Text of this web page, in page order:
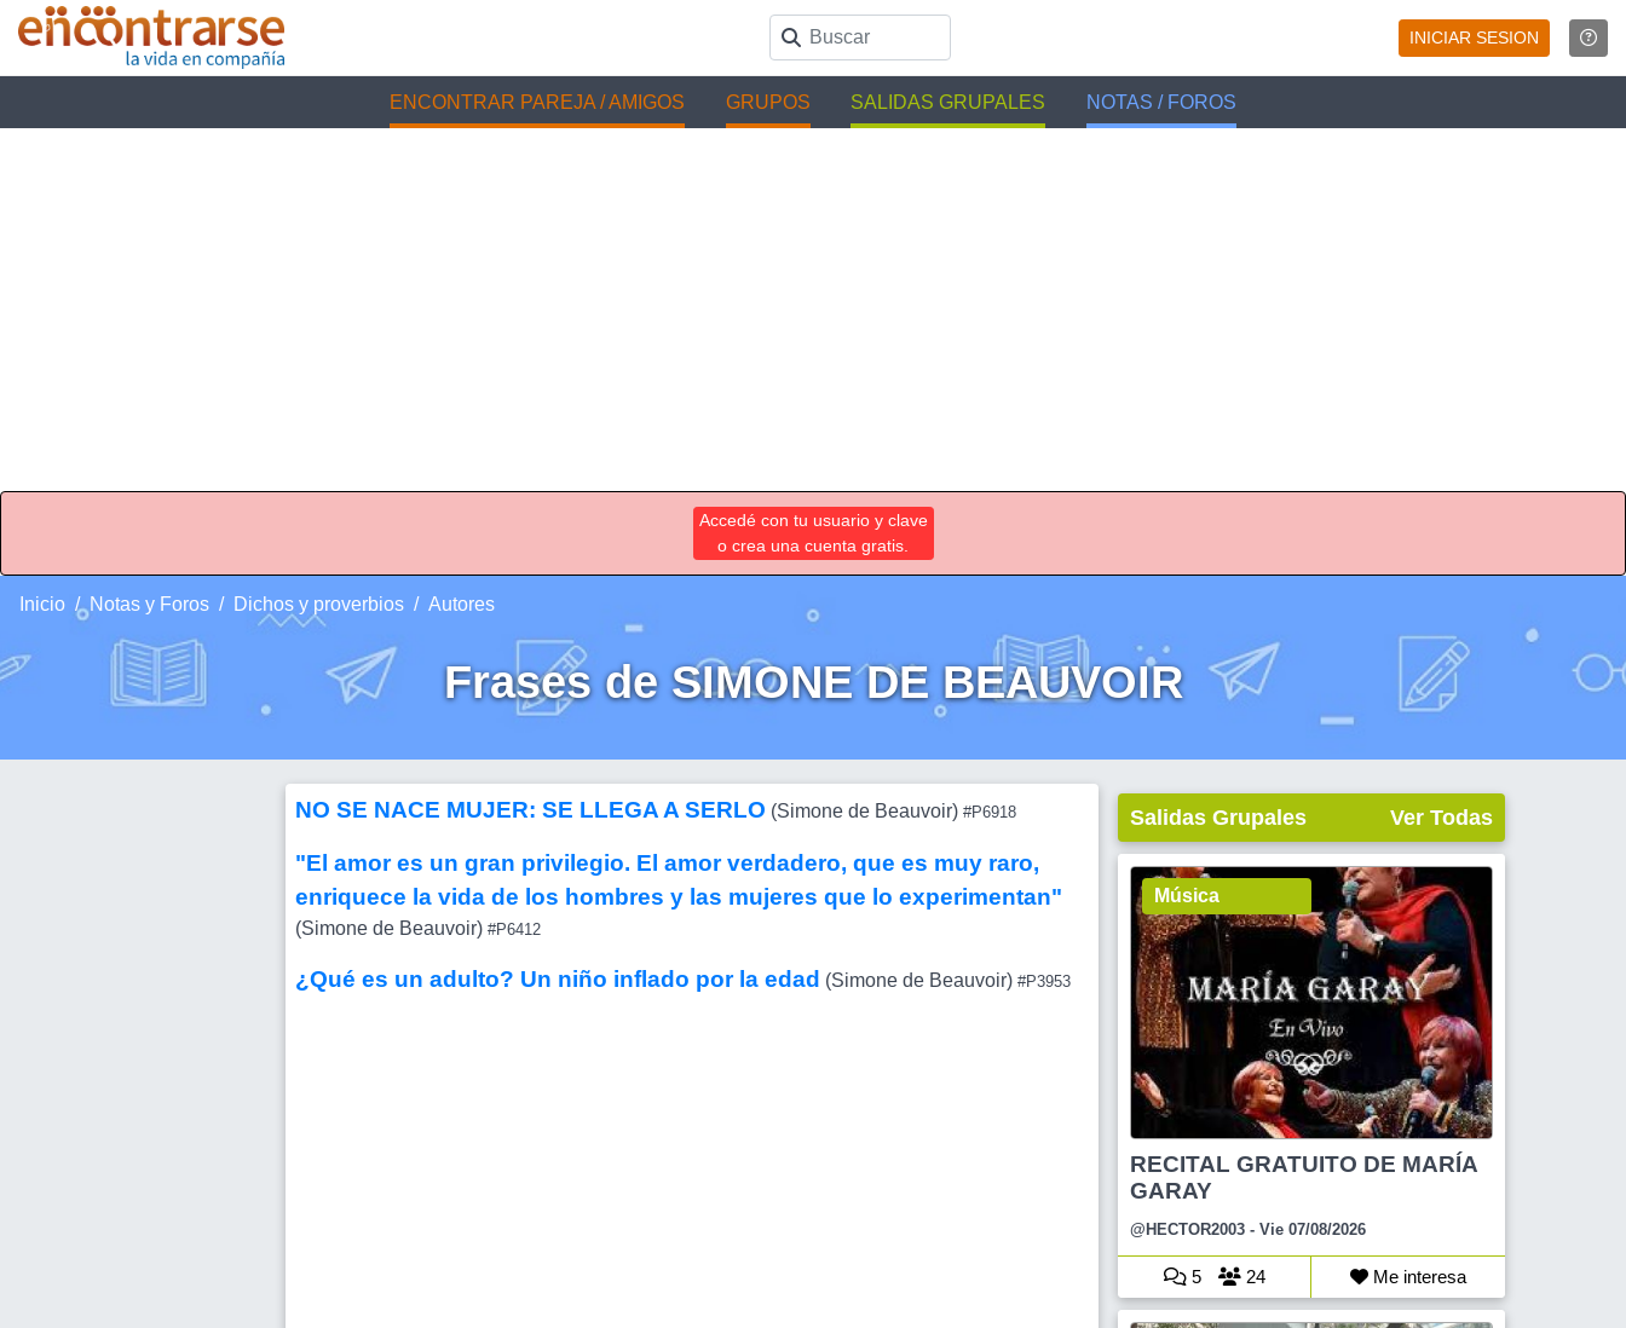
INICIAR SESION
ENCONTRAR PAREJA / AMIGOS GRUPOS SALIDAS GRUPALES NOTAS / FOROS
Accedé con tu usuario y clave
o crea una cuenta gratis.
Inicio Notas y Foros Dichos y proverbios Autores
Frases de SIMONE DE BEAUVOIR
NO SE NACE MUJER: SE LLEGA A SERLO (Simone de Beauvoir) #P6918
"El amor es un gran privilegio. El amor verdadero, que es muy raro,
enriquece la vida de los hombres y las mujeres que lo experimentan"
(Simone de Beauvoir) #P6412
¿Qué es un adulto? Un niño inflado por la edad (Simone de Beauvoir) #P3953
Salidas Grupales Ver Todas
Música
RECITAL GRATUITO DE MARÍA
GARAY
@HECTOR2003 - Vie 07/08/2026
5 24 Me interesa